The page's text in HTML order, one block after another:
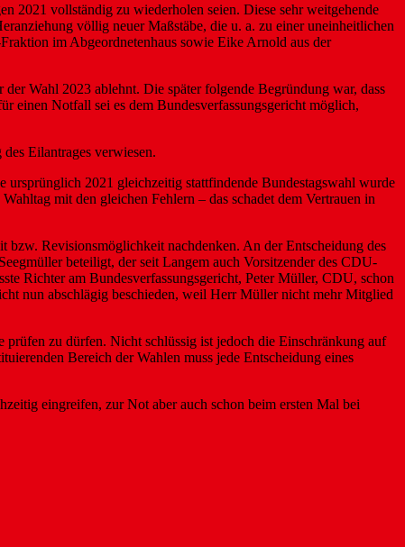
2021 vollständig zu wiederholen seien. Diese sehr weitgehende
völlig neuer Maßstäbe, die u. a. zu einer uneinheitlichen
im Abgeordnetenhaus sowie Eike Arnold aus der
Wahl 2023 ablehnt. Die später folgende Begründung war, dass
einen Notfall sei es dem Bundesverfassungsgericht möglich,
Eilantrages verwiesen.
ursprünglich 2021 gleichzeitig stattfindende Bundestagswahl wurde
mit den gleichen Fehlern – das schadet dem Vertrauen in
bzw. Revisionsmöglichkeit nachdenken. An der Entscheidung des
beteiligt, der seit Langem auch Vorsitzender des CDU-
Richter am Bundesverfassungsgericht, Peter Müller, CDU, schon
nun abschlägig beschieden, weil Herr Müller nicht mehr Mitglied
prüfen zu dürfen. Nicht schlüssig ist jedoch die Einschränkung auf
Bereich der Wahlen muss jede Entscheidung eines
eingreifen, zur Not aber auch schon beim ersten Mal bei